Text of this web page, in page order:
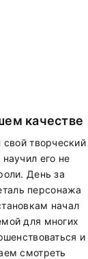
качестве
свой творческий
его не
День за
персонажа
начал
для многих
и
смотреть